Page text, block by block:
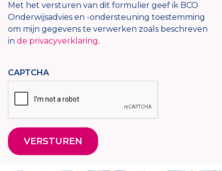
Met het versturen van dit formulier geef ik BCO
Onderwijsadvies en -ondersteuning toestemming
om mijn gegevens te verwerken zoals beschreven
in de privacyverklaring.
CAPTCHA